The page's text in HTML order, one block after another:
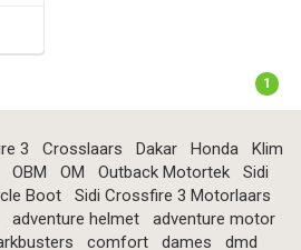
1
3 Crosslaars Dakar Honda
Klim
OBM OM Outback Motortek
Sidi
Boot
Sidi Crossfire 3 Motorlaars
adventure helmet
adventure motor
comfort dames
dmd